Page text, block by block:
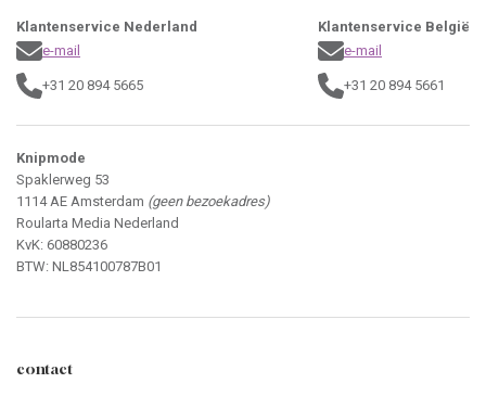
Klantenservice Nederland
e-mail
+31 20 894 5665
Klantenservice België
e-mail
+31 20 894 5661
Knipmode
Spaklerweg 53
1114 AE Amsterdam (geen bezoekadres)
Roularta Media Nederland
KvK: 60880236
BTW: NL854100787B01
contact